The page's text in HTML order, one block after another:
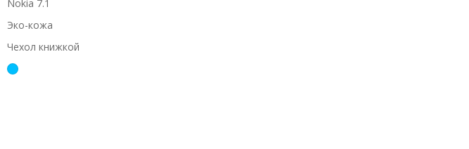
Nokia 7.1
Эко-кожа
Чехол книжкой